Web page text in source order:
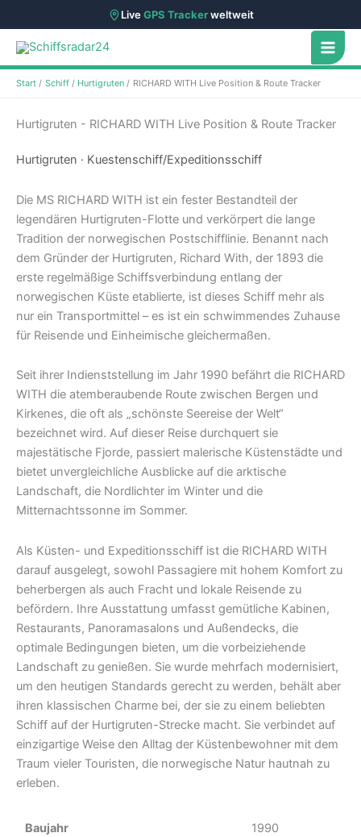
LiveGPS Trackerweltweit
Zum
Inhalt
springen
Start Schiff Hurtigruten RICHARD WITH Live Position & Route Tracker
Hurtigruten - RICHARD WITH Live Position & Route Tracker
Hurtigruten · Kuestenschiff/Expeditionsschiff
Die MS RICHARD WITH ist ein fester Bestandteil der
legendären Hurtigruten-Flotte und verkörpert die lange
Tradition der norwegischen Postschifflinie. Benannt nach
dem Gründer der Hurtigruten, Richard With, der 1893 die
erste regelmäßige Schiffsverbindung entlang der
norwegischen Küste etablierte, ist dieses Schiff mehr als
nur ein Transportmittel – es ist ein schwimmendes Zuhause
für Reisende und Einheimische gleichermaßen.
Seit ihrer Indienststellung im Jahr 1990 befährt die RICHARD
WITH die atemberaubende Route zwischen Bergen und
Kirkenes, die oft als „schönste Seereise der Welt“
bezeichnet wird. Auf dieser Reise durchquert sie
majestätische Fjorde, passiert malerische Küstenstädte und
bietet unvergleichliche Ausblicke auf die arktische
Landschaft, die Nordlichter im Winter und die
Mitternachtssonne im Sommer.
Als Küsten- und Expeditionsschiff ist die RICHARD WITH
darauf ausgelegt, sowohl Passagiere mit hohem Komfort zu
beherbergen als auch Fracht und lokale Reisende zu
befördern. Ihre Ausstattung umfasst gemütliche Kabinen,
Restaurants, Panoramasalons und Außendecks, die
optimale Bedingungen bieten, um die vorbeiziehende
Landschaft zu genießen. Sie wurde mehrfach modernisiert,
um den heutigen Standards gerecht zu werden, behält aber
ihren klassischen Charme bei, der sie zu einem beliebten
Schiff auf der Hurtigruten-Strecke macht. Sie verbindet auf
einzigartige Weise den Alltag der Küstenbewohner mit dem
Traum vieler Touristen, die norwegische Natur hautnah zu
erleben.
Baujahr 1990